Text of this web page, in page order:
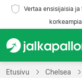
Vertaa ensisijaisia
Etusivu
Etusivu Chelsea